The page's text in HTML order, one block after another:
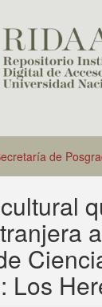
de
Los